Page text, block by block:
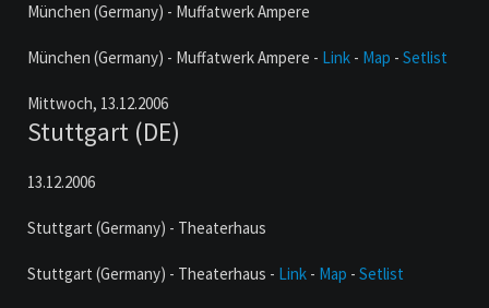
München (Germany) - Muffatwerk Ampere
München (Germany) - Muffatwerk Ampere - Link- Map - Setlist
Mittwoch, 13.12.2006
Stuttgart (DE)
13.12.2006
Stuttgart (Germany) - Theaterhaus
Stuttgart (Germany) - Theaterhaus - Link- Map - Setlist